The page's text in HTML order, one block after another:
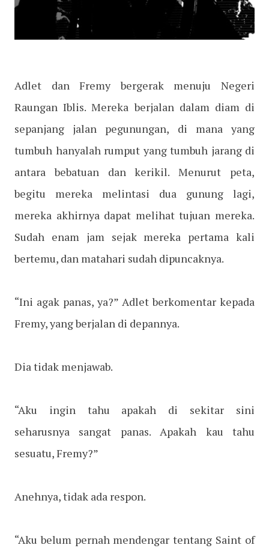
Adlet dan Fremy bergerak menuju Negeri
Raungan Iblis. Mereka berjalan dalam diam di
sepanjang jalan pegunungan, di mana yang
tumbuh hanyalah rumput yang tumbuh jarang di
antara bebatuan dan kerikil. Menurut peta,
begitu mereka melintasi dua gunung lagi,
mereka akhirnya dapat melihat tujuan mereka.
Sudah enam jam sejak mereka pertama kali
bertemu, dan matahari sudah dipuncaknya.
“Ini agak panas, ya?” Adlet berkomentar kepada
Fremy, yang berjalan di depannya.
Dia tidak menjawab.
“Aku ingin tahu apakah di sekitar sini
seharusnya sangat panas. Apakah kau tahu
sesuatu, Fremy?”
Anehnya, tidak ada respon.
“Aku belum pernah mendengar tentang Saint of